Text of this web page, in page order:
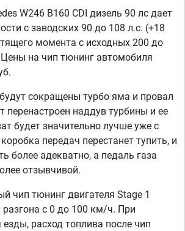
W246 B160 CDI дизель 90 лс дает
с заводских 90 до 108 л.с. (+18
момента с исходных 200 до
на чип тюнинг автомобиля
сокращены турбо яма и провал
перенастроен наддув турбины и ее
будет значительно лучше уже с
передач перестанет тупить, и
более адекватно, а педаль газа
отзывчивой.
чип тюнинг двигателя Stage 1
с 0 до 100 км/ч. При
езды, расход топлива после чип